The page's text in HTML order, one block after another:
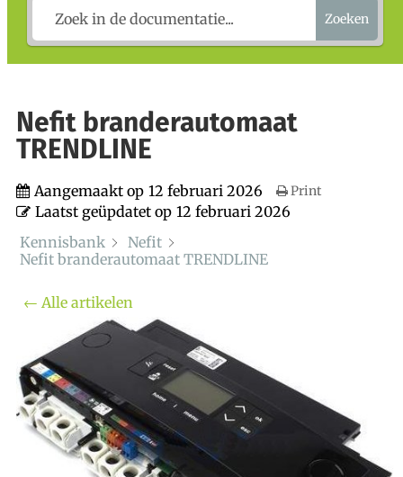
Zoeken
Nefit branderautomaat
TRENDLINE
Aangemaakt op 12 februari 2026
Laatst geüpdatet op 12 februari 2026
Print
Kennisbank
Nefit
Nefit branderautomaat TRENDLINE
← Alle artikelen